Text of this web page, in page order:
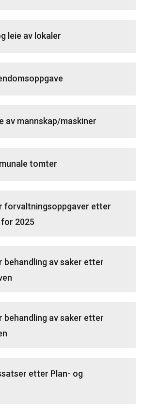
leie av lokaler
av mannskap/maskiner
tomter
forvaltningsoppgaver etter
2025
behandling av saker etter
behandling av saker etter
etter Plan- og